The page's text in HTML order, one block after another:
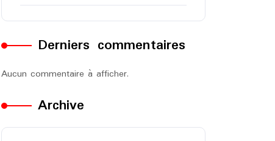
Derniers commentaires
Aucun commentaire à afficher.
Archive